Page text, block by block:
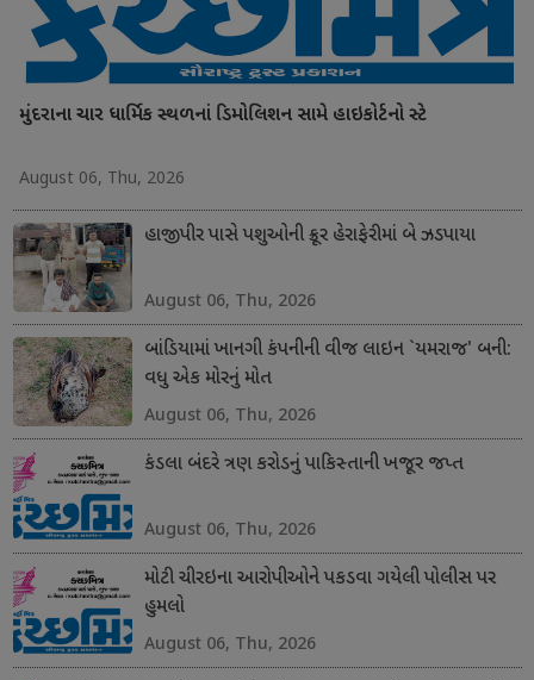
મુંદરાના ચાર ધાર્મિક સ્થળનાં ડિમોલિશન સામે હાઇકોર્ટનો સ્ટે
August 06, Thu, 2026
હાજીપીર પાસે પશુઓની ક્રૂર હેરાફેરીમાં બે ઝડપાયા
August 06, Thu, 2026
બાંડિયામાં ખાનગી કંપનીની વીજ લાઇન `યમરાજ' બની:
વધુ એક મોરનું મોત
August 06, Thu, 2026
કંડલા બંદરે ત્રણ કરોડનું પાકિસ્તાની ખજૂર જપ્ત
August 06, Thu, 2026
મોટી ચીરઇના આરોપીઓને પકડવા ગયેલી પોલીસ પર
હુમલો
August 06, Thu, 2026